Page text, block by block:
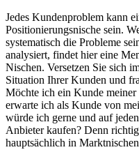
Jedes Kundenproblem kann
Positionierungsnische sein.
systematisch die Probleme
analysiert, findet hier eine
Nischen. Versetzen Sie sich
Situation Ihrer Kunden und
Möchte ich ein Kunde meiner
erwarte ich als Kunde von
würde ich gerne und auf
Anbieter kaufen? Denn
hauptsächlich in